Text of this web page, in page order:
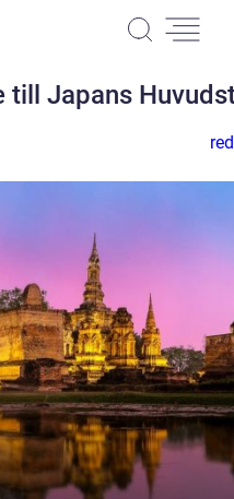
till Japans